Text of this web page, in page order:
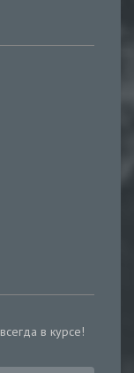
в курсе!